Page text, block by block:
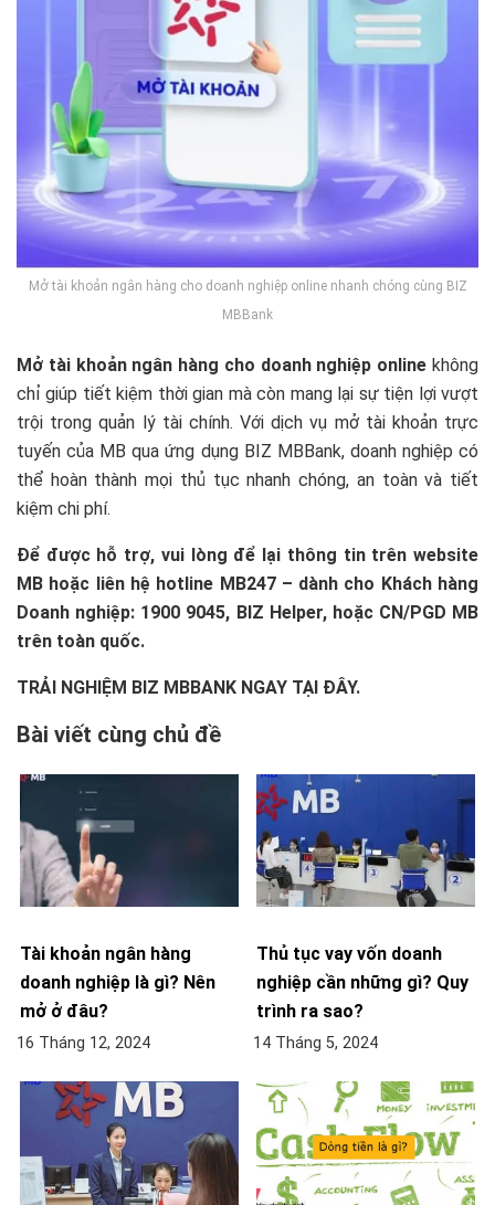
Mở tài khoản ngân hàng cho doanh nghiệp online nhanh chóng cùng BIZ
MBBank
Mở tài khoản ngân hàng cho doanh nghiệp online không
chỉ giúp tiết kiệm thời gian mà còn mang lại sự tiện lợi vượt
trội trong quản lý tài chính. Với dịch vụ mở tài khoản trực
tuyến của MB qua ứng dụng BIZ MBBank, doanh nghiệp có
thể hoàn thành mọi thủ tục nhanh chóng, an toàn và tiết
kiệm chi phí.
Để được hỗ trợ, vui lòng để lại thông tin trên website
MB hoặc liên hệ hotline MB247 – dành cho Khách hàng
Doanh nghiệp: 1900 9045, BIZ Helper, hoặc CN/PGD MB
trên toàn quốc.
TRẢI NGHIỆM BIZ MBBANK NGAY TẠI ĐÂY.
Bài viết cùng chủ đề
Tài khoản ngân hàng
doanh nghiệp là gì? Nên
mở ở đâu?
16 Tháng 12, 2024
Thủ tục vay vốn doanh
nghiệp cần những gì? Quy
trình ra sao?
14 Tháng 5, 2024